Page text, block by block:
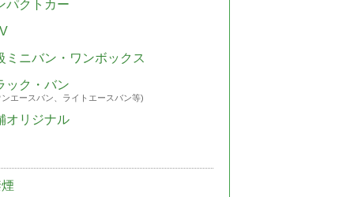
パクトカー
ミニバン・ワンボックス
ック・バン
エースバン、ライトエースバン等)
オリジナル